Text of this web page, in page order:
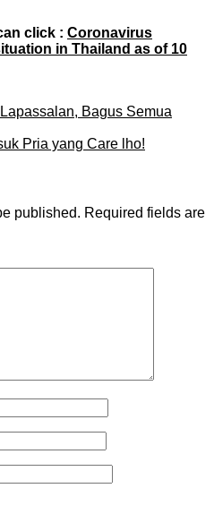
click : Coronavirus
in Thailand as of 10
Bagus Semua
Pria yang Care lho!
published. Required fields are